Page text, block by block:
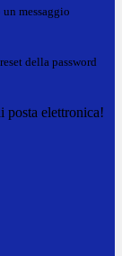
messaggio
della password
posta elettronica!